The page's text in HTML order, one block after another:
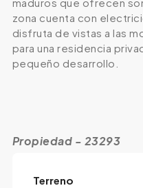
zona cuenta con
disfruta de vistas a las
para una residencia
pequeño desarrollo.
Propiedad - 23293
Terreno